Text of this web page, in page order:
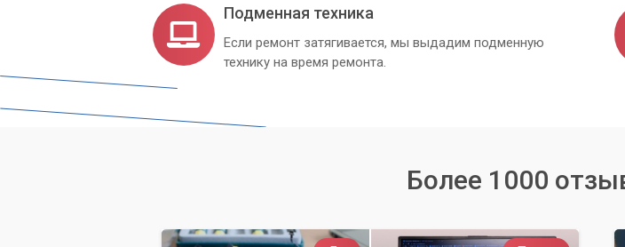
Подменная техника
Если ремонт затягивается, мы выдадим подменную
технику на время ремонта.
Более 1000